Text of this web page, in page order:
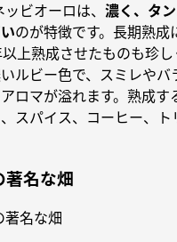
ッビオーロは、 濃く、タ
のが特徴です。長期熟
上熟成させたものも珍
ルビー色で、スミレや
ロマが溢れます。熟成す
スパイス、コーヒー、ト
著名な畑